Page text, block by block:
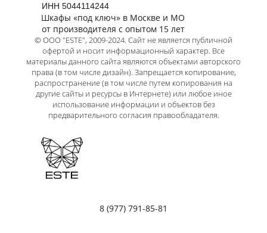
ИНН 5044114244
Шкафы «под ключ» в Москве и МО
от производителя с опытом 15 лет
© ООО "ESTE", 2009-2024. Сайт не является публичной
офертой и носит информационный характер. Все
материалы данного сайта являются объектами авторского
права (в том числе дизайн). Запрещается копирование,
распространение (в том числе путем копирования на
другие сайты и ресурсы в Интернете) или любое иное
использование информации и объектов без
предварительного согласия правообладателя.
8 (977) 791-85-81